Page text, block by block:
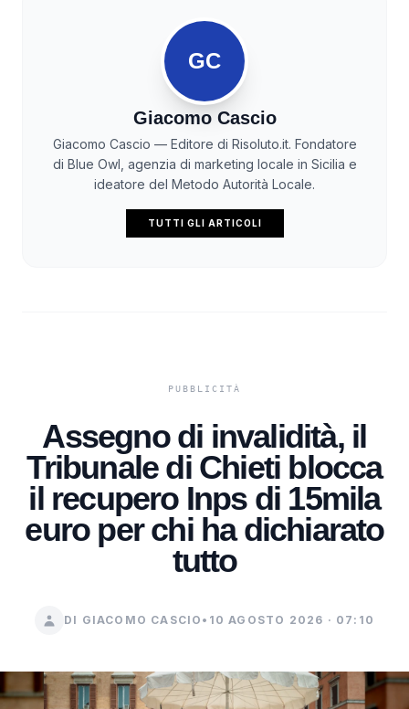
GC
Giacomo Cascio
Giacomo Cascio — Editore di Risoluto.it. Fondatore
di Blue Owl, agenzia di marketing locale in Sicilia e
ideatore del Metodo Autorità Locale.
TUTTI GLI ARTICOLI
Assegno di invalidità, il
Tribunale di Chieti blocca
il recupero Inps di 15mila
euro per chi ha dichiarato
tutto
DI GIACOMO CASCIO • 10 AGOSTO 2026 · 07:10